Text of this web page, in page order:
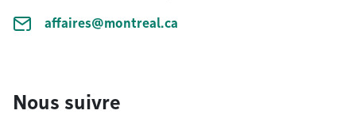
affaires@montreal.ca
Nous suivre